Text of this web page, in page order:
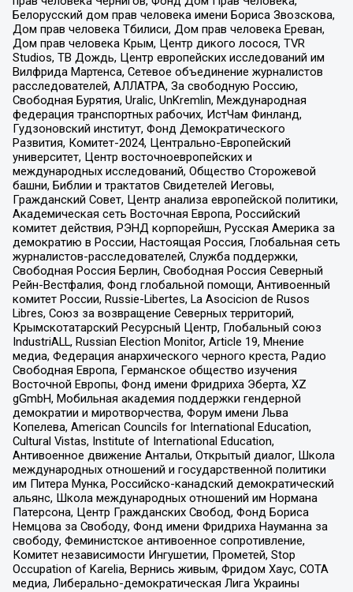
Белорусский дом прав человека имени Бориса Звозскова,
Дом прав человека Тбилиси, Дом прав человека Ереван,
Дом прав человека Крым, Центр дикого лосося, TVR
Studios, ТВ Дождь, Центр европейских исследований им
Вилфрида Мартенса, Сетевое объединение журналистов
расследователей, АЛЛАТРА, За свободную Россию,
Свободная Бурятия, Uralic, UnKremlin, Международная
федерация транспортных рабочих, ИстЧам Финланд,
Гудзоновский институт, Фонд Демократического
Развития, Комитет-2024, Центрально-Европейский
университет, Центр восточноевропейских и
международных исследований, Общество Сторожевой
башни, Библии и трактатов Свидетелей Иеговы,
Гражданский Совет, Центр анализа европейской политики,
Академическая сеть Восточная Европа, Российский
комитет действия, РЭНД корпорейшн, Русская Америка за
демократию в России, Настоящая Россия, Глобальная сеть
журналистов-расследователей, Служба поддержки,
Свободная Россия Берлин, Свободная Россия Северный
Рейн-Вестфалия, Фонд глобальной помощи, Антивоенный
комитет России, Russie-Libertes, La Asocicion de Rusos
Libres, Союз за возвращение Северных территорий,
Крымскотатарский Ресурсный Центр, Глобальный союз
IndustriALL, Russian Election Monitor, Article 19, Мнение
медиа, Федерация анархического черного креста, Радио
Свободная Европа, Германское общество изучения
Восточной Европы, Фонд имени Фридриха Эберта, XZ
gGmbH, Мобильная академия поддержки гендерной
демократии и миротворчества, Форум имени Льва
Копелева, American Councils for International Education,
Cultural Vistas, Institute of International Education,
Антивоенное движение Антальи, Открытый диалог, Школа
международных отношений и государственной политики
им Питера Мунка, Российско-канадский демократический
альянс, Школа международных отношений им Нормана
Патерсона, Центр Гражданских Свобод, Фонд Бориса
Немцова за Свободу, Фонд имени Фридриха Науманна за
свободу, Феминистское антивоенное сопротивление,
Комитет независимости Ингушетии, Прометей, Stop
Occupation of Karelia, Вернись живым, Фридом Хаус, СОТА
медиа, Либерально-демократическая Лига Украины